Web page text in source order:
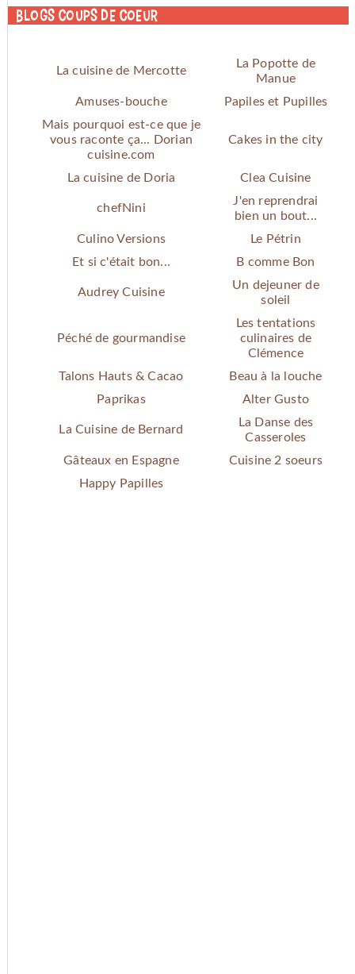
Blogs coups de coeur
La cuisine de Mercotte
La Popotte de
Manue
Amuses-bouche
Papiles et Pupilles
Mais pourquoi est-ce que je
vous raconte ça... Dorian
cuisine.com
Cakes in the city
La cuisine de Doria Clea Cuisine
chefNini
J'en reprendrai
bien un bout...
Culino Versions
Le Pétrin
Et si c'était bon...
B comme Bon
Audrey Cuisine
Un dejeuner de
soleil
Péché de gourmandise
Les tentations
culinaires de
Clémence
Talons Hauts & Cacao
Beau à la louche
Paprikas
Alter Gusto
La Cuisine de Bernard
La Danse des
Casseroles
Gâteaux en Espagne
Cuisine 2 soeurs
Happy Papilles